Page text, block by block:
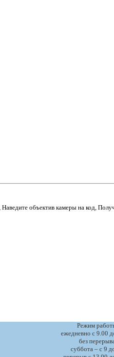
объектив камеры на код,
Режим
ежедневно с 9.00
без
суббота – с 9